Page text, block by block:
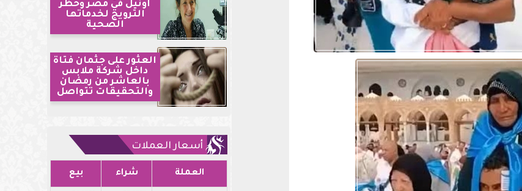
أونيل في مصر وحظر
الترويج لخدماتها
الصحية
العثور على جثمان فتاة
داخل شركة ملابس
بالعاشر من رمضان
والتحقيقات تتواصل
أسعار العملات
العملة شراء بيع